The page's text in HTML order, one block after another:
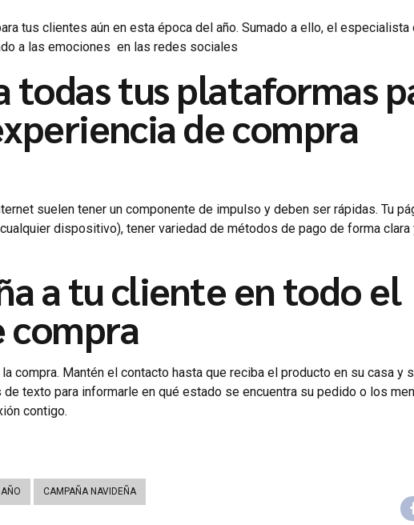
tus clientes aún en esta época del año. Sumado a ello, el especialista
a las emociones en las redes sociales
todas tus plataformas
de compra
suelen tener un componente de impulso y deben ser rápidas. Tu
dispositivo), tener variedad de métodos de pago de forma
a tu cliente en todo el
compra
compra. Mantén el contacto hasta que reciba el producto en su casa y
texto para informarle en qué estado se encuentra su pedido o los
contigo.
CAMPAÑA NAVIDEÑA